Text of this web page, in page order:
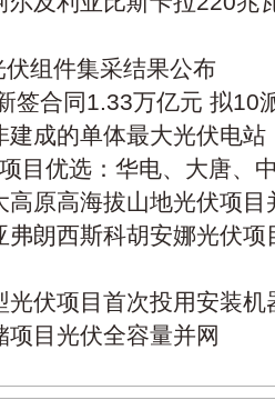
组件集采结果公布
签合同1.33万亿元 拟10
建成的单体最大光伏电站
目优选：华电、大唐、
高原高海拔山地光伏项目
弗朗西斯科胡安娜光伏
光伏项目首次投用安装机
目光伏全容量并网